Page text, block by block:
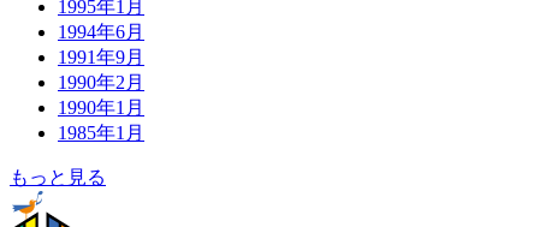
1995年1月
1994年6月
1991年9月
1990年2月
1990年1月
1985年1月
もっと見る